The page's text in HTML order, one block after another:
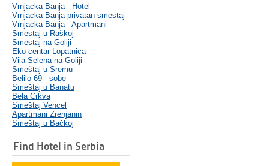
Vrnjacka Banja - Hotel
Vrnjacka Banja privatan smestaj
Vrnjacka Banja - Apartmani
Smestaj u Raškoj
Smestaj na Goliji
Eko centar Lopatnica
Vila Selena na Goliji
Smeštaj u Sremu
Belilo 69 - sobe
Smeštaj u Banatu
Bela Crkva
Smeštaj Vencel
Apartmani Zrenjanin
Smeštaj u Bačkoj
Find Hotel in Serbia